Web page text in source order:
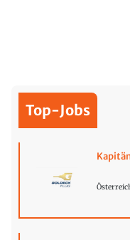
Top-Jobs